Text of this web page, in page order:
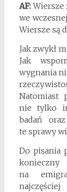
AF:Wiersze
we
Wiersze są
Jak zwykł
Jak
wygnania
Natomiast
nie tylko
badań
te sprawy
Do pisania
na